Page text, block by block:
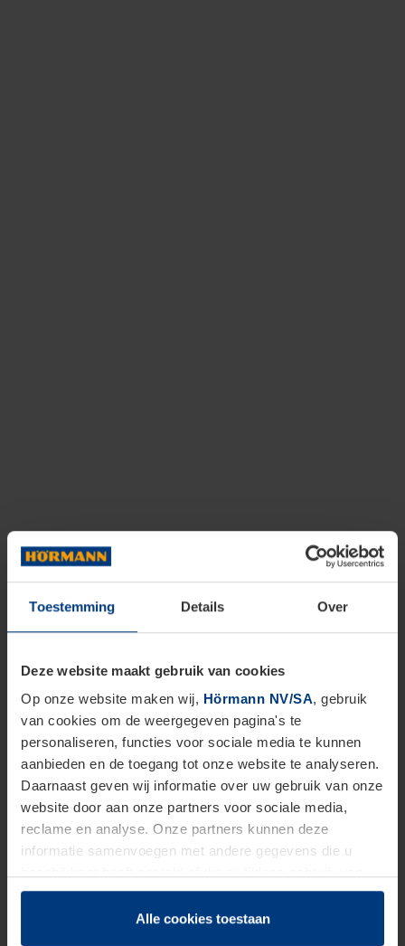
Toestemming Details Over
Deze website maakt gebruik van cookies
Op onze website maken wij, Hörmann NV/SA, gebruik
van cookies om de weergegeven pagina's te
personaliseren, functies voor sociale media te kunnen
aanbieden en de toegang tot onze website te analyseren.
Daarnaast geven wij informatie over uw gebruik van onze
website door aan onze partners voor sociale media,
reclame en analyse. Onze partners kunnen deze
informatie samenvoegen met andere gegevens die u
hun diensten hebben verzameld.
Juridisch hebben wij het recht om cookies op uw
Alle cookies toestaan